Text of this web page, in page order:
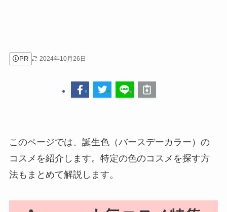
PR 2024年10月26日
このページでは、誕生色（バースデーカラー）の
コスメを紹介します。特定の色のコスメを探す方
法もまとめて解説します。